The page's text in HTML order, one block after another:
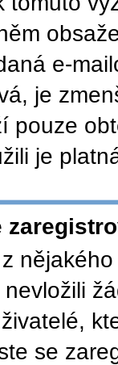
e-
je
pouze
je
se